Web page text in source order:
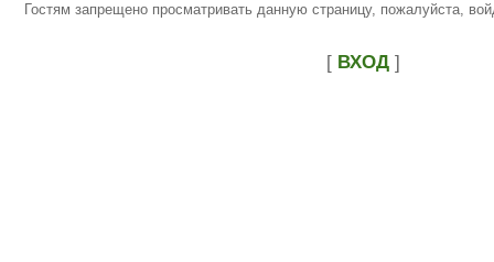
Гостям запрещено просматривать данную страницу, пожалуйста,
[ ВХОД ]